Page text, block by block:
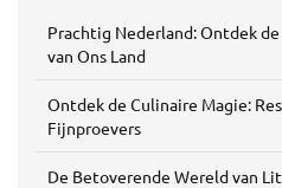
Prachtig Nederland: Ontdek
van Ons Land
Ontdek de Culinaire Magie:
Fijnproevers
De Betoverende Wereld van